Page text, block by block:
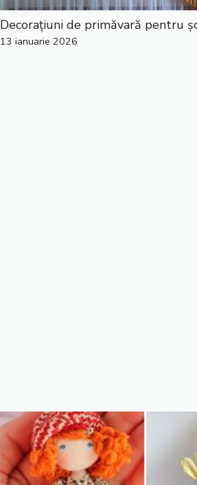
Decorațiuni de primăvară pentru
13 ianuarie 2026